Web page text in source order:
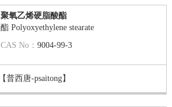
聚氧乙烯硬脂酸酯
酯 Polyoxyethylene stearate
CAS No：9004-99-3
【普西唐-psaitong】